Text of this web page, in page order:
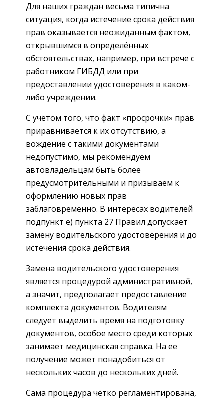
Для наших граждан весьма типична
ситуация, когда истечение срока действия
прав оказывается неожиданным фактом,
открывшимся в определённых
обстоятельствах, например, при встрече с
работником ГИБДД или при
предоставлении удостоверения в каком-
либо учреждении.
С учётом того, что факт «просрочки» прав
приравнивается к их отсутствию, а
вождение с такими документами
недопустимо, мы рекомендуем
автовладельцам быть более
предусмотрительными и призываем к
оформлению новых прав
заблаговременно. В интересах водителей
подпункт е) пункта 27 Правил допускает
замену водительского удостоверения и до
истечения срока действия.
Замена водительского удостоверения
является процедурой административной,
а значит, предполагает предоставление
комплекта документов. Водителям
следует выделить время на подготовку
документов, особое место среди которых
занимает медицинская справка. На ее
получение может понадобиться от
нескольких часов до нескольких дней.
Сама процедура чётко регламентирована,